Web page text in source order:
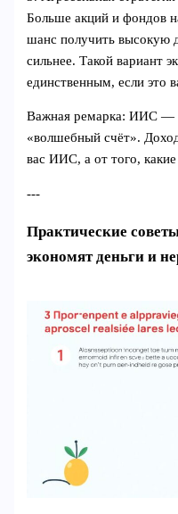
Больше акций и фондов
шанс получить высокую
сильнее. Такой вариант
единственным, если это
Важная ремарка: ИИС —
«волшебный счёт».
вас ИИС, а от того,
---
Практические
экономят деньги и